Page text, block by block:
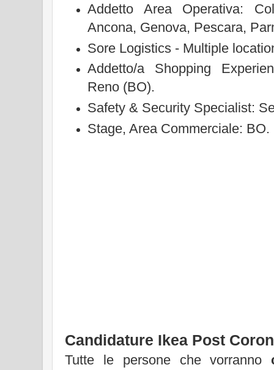
Addetto Area Operativa:
Ancona, Genova, Pescara,
Sore Logistics - Multiple
Addetto/a Shopping
Reno (BO).
Safety & Security Specialist:
Stage, Area Commerciale: BO.
Candidature Ikea Post
Tutte le persone che vorranno